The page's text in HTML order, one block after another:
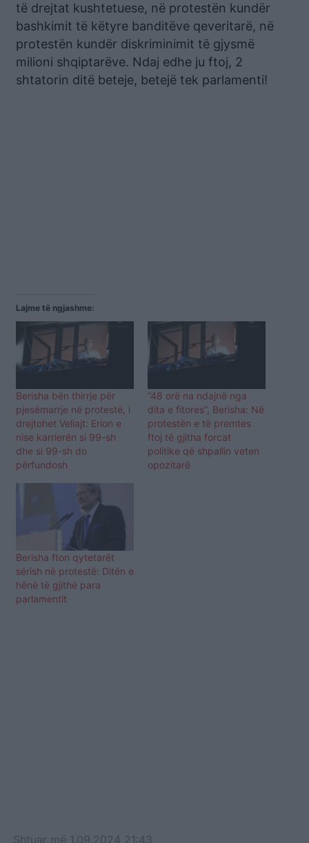
të drejtat kushtetuese, në protestën kundër
bashkimit të këtyre banditëve qeveritarë, në
protestën kundër diskriminimit të gjysmë
milioni shqiptarëve. Ndaj edhe ju ftoj, 2
shtatorin ditë beteje, betejë tek parlamenti!
Lajme të ngjashme:
Berisha bën thirrje për
pjesëmarrje në protestë, i
drejtohet Veliajt: Erion e
nise karrierën si 99-sh
dhe si 99-sh do
përfundosh
“48 orë na ndajnë nga
dita e fitores”, Berisha: Në
protestën e të premtes
ftoj të gjitha forcat
politike që shpallin veten
opozitarë
Berisha fton qytetarët
sërish në protestë: Ditën e
hënë të gjithë para
parlamentit
Shtuar më 1.09.2024 21:43